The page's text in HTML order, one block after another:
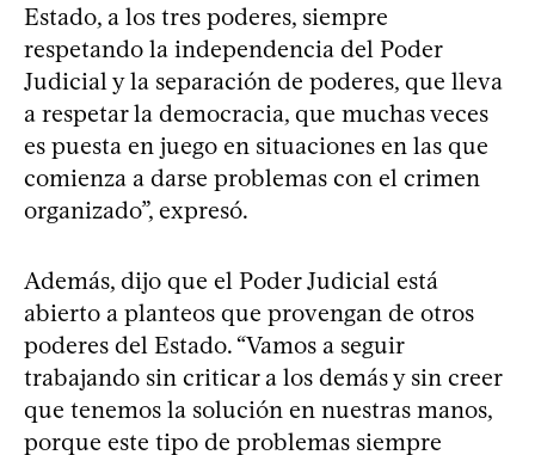
Estado, a los tres poderes, siempre
respetando la independencia del Poder
Judicial y la separación de poderes, que lleva
a respetar la democracia, que muchas veces
es puesta en juego en situaciones en las que
comienza a darse problemas con el crimen
organizado”, expresó.
Además, dijo que el Poder Judicial está
abierto a planteos que provengan de otros
poderes del Estado. “Vamos a seguir
trabajando sin criticar a los demás y sin creer
que tenemos la solución en nuestras manos,
porque este tipo de problemas siempre